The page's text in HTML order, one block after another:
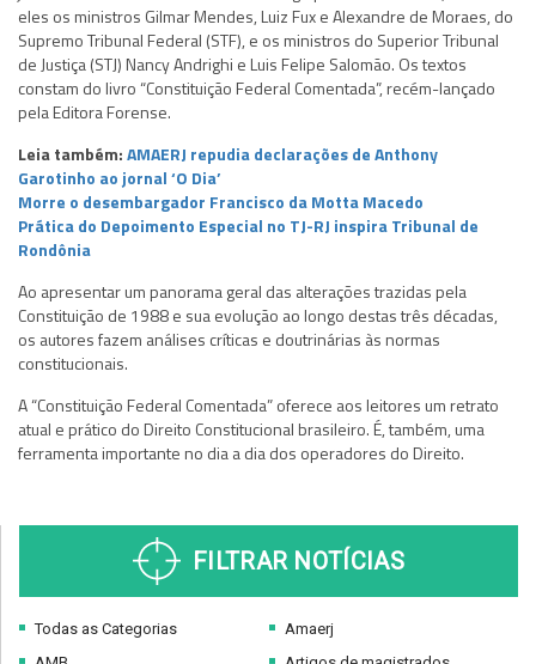
eles os ministros Gilmar Mendes, Luiz Fux e Alexandre de Moraes, do
Supremo Tribunal Federal (STF), e os ministros do Superior Tribunal
de Justiça (STJ) Nancy Andrighi e Luis Felipe Salomão. Os textos
constam do livro “Constituição Federal Comentada”, recém-lançado
pela Editora Forense.
Leia também:AMAERJ repudia declarações de Anthony
Garotinho ao jornal ‘O Dia’
Morre o desembargador Francisco da Motta Macedo
Prática do Depoimento Especial no TJ-RJ inspira Tribunal de
Rondônia
Ao apresentar um panorama geral das alterações trazidas pela
Constituição de 1988 e sua evolução ao longo destas três décadas,
os autores fazem análises críticas e doutrinárias às normas
constitucionais.
A “Constituição Federal Comentada” oferece aos leitores um retrato
atual e prático do Direito Constitucional brasileiro. É, também, uma
ferramenta importante no dia a dia dos operadores do Direito.
FILTRAR NOTÍCIAS
Todas as Categorias
Amaerj